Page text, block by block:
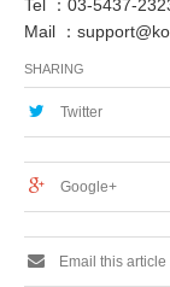
Tel ：03-5437-
Mail ：
SHARING
Twitter
Google+
Email this article